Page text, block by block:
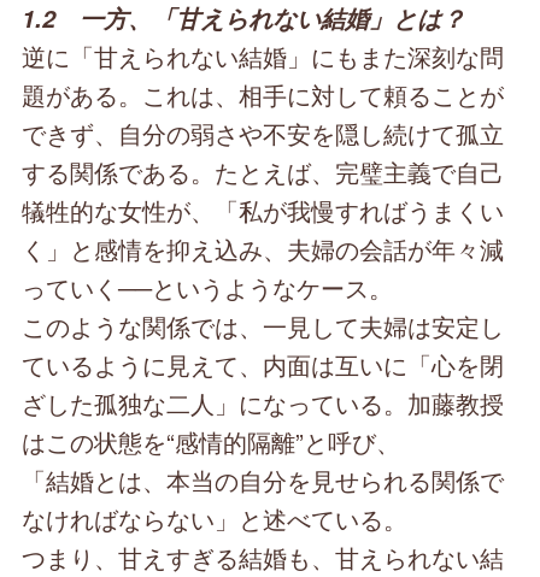
1.2 一方、「甘えられない結婚」とは？
逆に「甘えられない結婚」にもまた深刻な問
題がある。これは、相手に対して頼ることが
できず、自分の弱さや不安を隠し続けて孤立
する関係である。たとえば、完璧主義で自己
犠牲的な女性が、「私が我慢すればうまくい
く」と感情を抑え込み、夫婦の会話が年々減
っていく──というようなケース。
このような関係では、一見して夫婦は安定し
ているように見えて、内面は互いに「心を閉
ざした孤独な二人」になっている。加藤教授
はこの状態を“感情的隔離”と呼び、
「結婚とは、本当の自分を見せられる関係で
なければならない」と述べている。
つまり、甘えすぎる結婚も、甘えられない結